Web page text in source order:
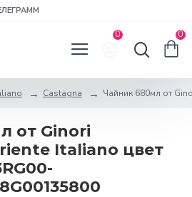
0 0
Castagna Чайник 680мл от
от Ginori
Italiano цвет